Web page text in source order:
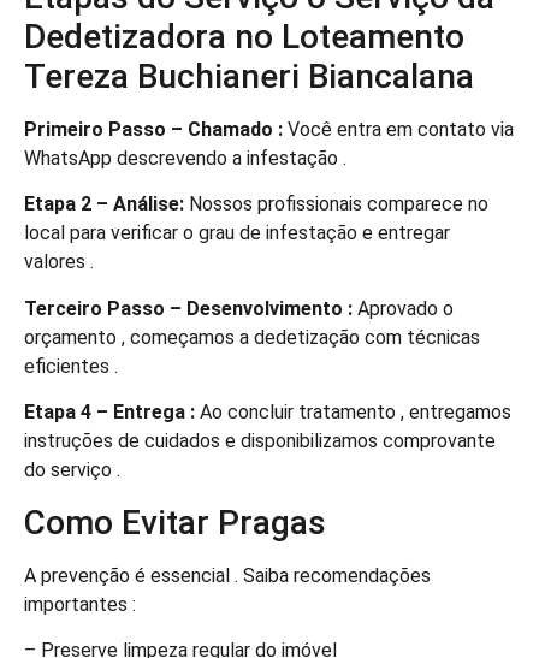
Dedetizadora no Loteamento
Tereza Buchianeri Biancalana
Primeiro Passo – Chamado : Você entra em contato via
WhatsApp descrevendo a infestação .
Etapa 2 – Análise: Nossos profissionais comparece no
local para verificar o grau de infestação e entregar
valores .
Terceiro Passo – Desenvolvimento : Aprovado o
orçamento , começamos a dedetização com técnicas
eficientes .
Etapa 4 – Entrega : Ao concluir tratamento , entregamos
instruções de cuidados e disponibilizamos comprovante
do serviço .
Como Evitar Pragas
A prevenção é essencial . Saiba recomendações
importantes :
– Preserve limpeza regular do imóvel